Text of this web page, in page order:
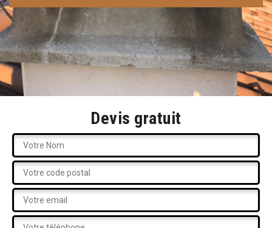
Devis gratuit